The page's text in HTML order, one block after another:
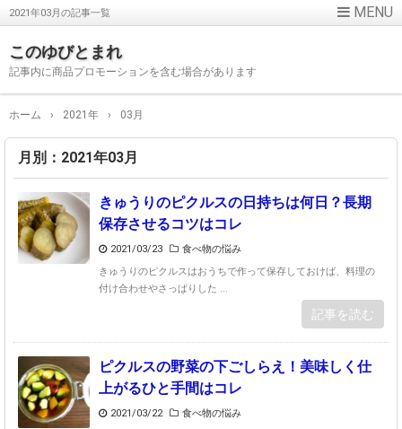
2021年03月の記事一覧
このゆびとまれ
記事内に商品プロモーションを含む場合があります
ホーム › 2021年 › 03月
月別：2021年03月
きゅうりのピクルスの日持ちは何日？長期
保存させるコツはコレ
2021/03/23
食べ物の悩み
きゅうりのピクルスはおうちで作って保存しておけば、料理の
付け合わせやさっぱりした ...
記事を読む
ピクルスの野菜の下ごしらえ！美味しく仕
上がるひと手間はコレ
2021/03/22
食べ物の悩み